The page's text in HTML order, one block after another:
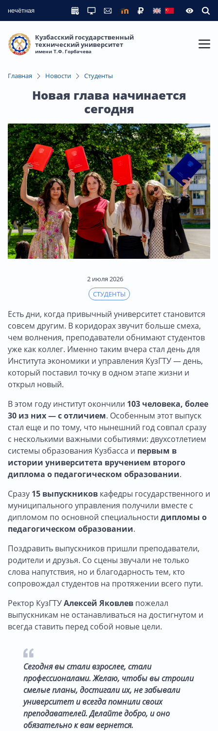
нечётная
Кузбасский государственный
технический университет
имени Т.Ф. Горбачева
Главная Новости Студенты
Новая глава начинается
сегодня
2 июля 2026
СТУДЕНТЫ
Есть дни, когда привычный университет становится
совсем другим. В коридорах звучит больше смеха,
чем волнения, преподаватели обнимают студентов
уже как коллег. Именно таким вчера стал день для
Института экономики и управления КузГТУ — день,
который поставил точку в одном этапе жизни и
открыл новый.
В этом году институт окончили 103 человека, более
30 из них — с отличием. Особенным этот выпуск
стал еще и по тому, что нынешний год совпал сразу
с несколькими важными событиями: двухсотлетием
системы образования Кузбасса и первым в
истории университета вручением второго
диплома о педагогическом образовании.
Сразу 15 выпускников кафедры государственного и
муниципального управления получили вместе с
дипломом по основной специальности дипломы о
педагогическом образовании.
Поздравить выпускников пришли преподаватели,
родители и друзья. Со сцены звучали не только
слова напутствия, но и благодарность тем, кто
сопровождал студентов на протяжении всего пути.
Ректор КузГТУАлексей Яковлев пожелал
выпускникам не останавливаться на достигнутом и
всегда ставить перед собой новые цели.
Сегодня вы стали взрослее, стали
профессионалами. Желаю, чтобы вы строили
смелые планы, достигали их, не забывали
университет и всегда помнили своих
преподавателей. Делайте добро, и оно
обязательно к вам вернется.